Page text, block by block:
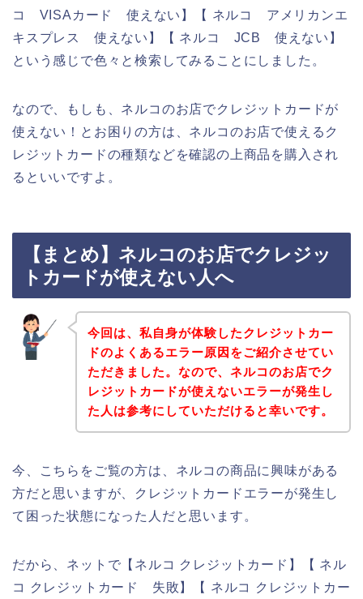
コ VISAカード 使えない】【 ネルコ アメリカンエ
キスプレス 使えない】【 ネルコ JCB 使えない】
という感じで色々と検索してみることにしました。
なので、もしも、ネルコのお店でクレジットカードが
使えない！とお困りの方は、ネルコのお店で使えるク
レジットカードの種類などを確認の上商品を購入され
るといいですよ。
【まとめ】ネルコのお店でクレジッ
トカードが使えない人へ
今回は、私自身が体験したクレジットカー
ドのよくあるエラー原因をご紹介させてい
ただきました。なので、ネルコのお店でク
レジットカードが使えないエラーが発生し
た人は参考にしていただけると幸いです。
今、こちらをご覧の方は、ネルコの商品に興味がある
方だと思いますが、クレジットカードエラーが発生し
て困った状態になった人だと思います。
だから、ネットで【ネルコ クレジットカード】【 ネル
コ クレジットカード 失敗】【 ネルコ クレジットカー